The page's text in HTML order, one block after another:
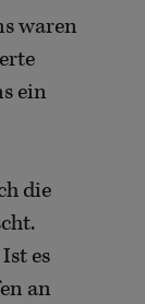
waren
ein
die
es
an